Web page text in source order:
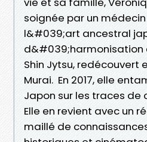
soignée par un
l&#039;art ancestral
d&#039;harmonisation
Shin Jytsu, redécouvert
Murai. En 2017, elle
Japon sur les traces de
Elle en revient avec un
maillé de